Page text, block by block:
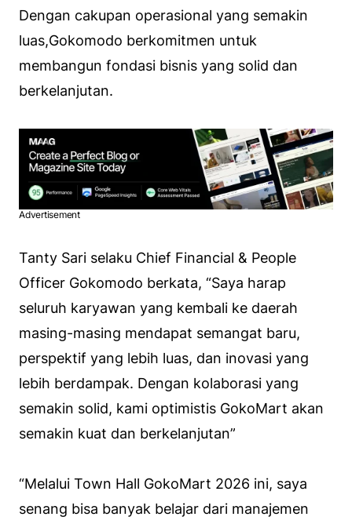
Dengan cakupan operasional yang semakin
luas,Gokomodo berkomitmen untuk
membangun fondasi bisnis yang solid dan
berkelanjutan.
Advertisement
Tanty Sari selaku Chief Financial & People
Officer Gokomodo berkata, “Saya harap
seluruh karyawan yang kembali ke daerah
masing-masing mendapat semangat baru,
perspektif yang lebih luas, dan inovasi yang
lebih berdampak. Dengan kolaborasi yang
semakin solid, kami optimistis GokoMart akan
semakin kuat dan berkelanjutan”
“Melalui Town Hall GokoMart 2026 ini, saya
senang bisa banyak belajar dari manajemen